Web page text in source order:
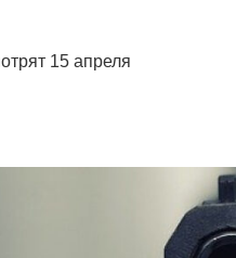
15 апреля